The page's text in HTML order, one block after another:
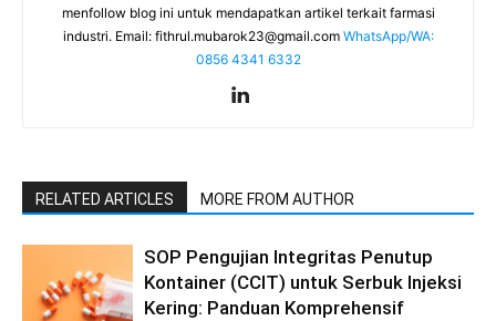
menfollow blog ini untuk mendapatkan artikel terkait farmasi
industri. Email: fithrul.mubarok23@gmail.com WhatsApp/WA:
0856 4341 6332
RELATED ARTICLES MORE FROM AUTHOR
SOP Pengujian Integritas Penutup
Kontainer (CCIT) untuk Serbuk Injeksi
Kering: Panduan Komprehensif